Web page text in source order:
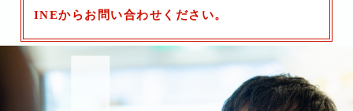
INEからお問い合わせください。